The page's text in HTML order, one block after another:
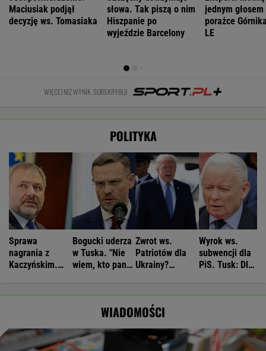
Maciusiak podjął
decyzję ws. Tomasiaka
słowa. Tak piszą o nim
Hiszpanie po
wyjeździe Barcelony
jednym głosem
porażce
LE
WIĘCEJ NIŻ WYNIK. SUBSKRYBUJ
POLITYKA
Sprawa
nagrania z
Kaczyńskim.
Bogucki uderza
w Tuska. "Nie
wiem, kto panu
Zwrot ws.
Patriotów dla
Ukrainy?
Wyrok ws.
subwencji dla
PiS. Tusk: Dla
WIADOMOŚCI